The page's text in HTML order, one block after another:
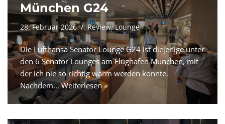
München G24
28. Februar 2026 Review,Lounge
Die Lufthansa Senator Lounge G24 ist diejenige unter
den 6 Senator Lounges am Flughafen München, mit
der ich nie so richtig warm werden konnte.
Nachdem…Weiterlesen »